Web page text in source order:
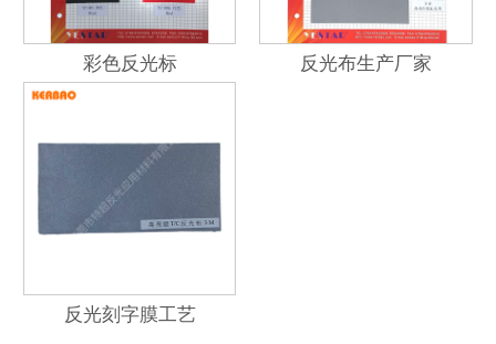
彩色反光标 反光布生产厂家
反光刻字膜工艺